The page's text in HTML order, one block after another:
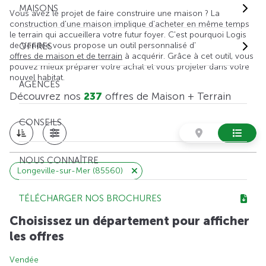
MAISONS
OFFRES
AGENCES
CONSEILS
NOUS CONNAÎTRE
TÉLÉCHARGER NOS BROCHURES
Vous avez le projet de faire construire une maison ? La
construction d'une maison implique d'acheter en même temps
le terrain qui accueillera votre futur foyer. C'est pourquoi Logis
de Vendée vous propose un outil personnalisé d'
offres de maison et de terrain à acquérir. Grâce à cet outil, vous
pouvez mieux préparer votre achat et vous projeter dans votre
nouvel habitat.
Découvrez nos 237 offres de Maison + Terrain
Longeville-sur-Mer (85560)
Choisissez un département pour afficher
les offres
Vendée